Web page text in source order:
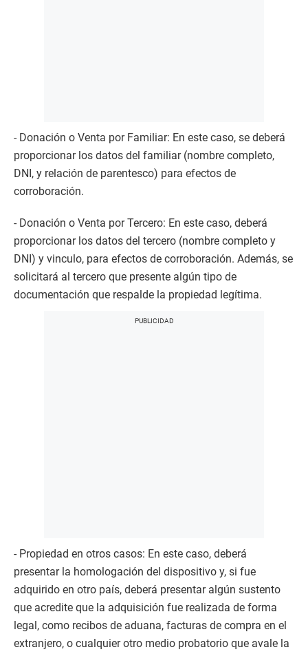
- Donación o Venta por Familiar: En este caso, se deberá
proporcionar los datos del familiar (nombre completo,
DNI, y relación de parentesco) para efectos de
corroboración.
- Donación o Venta por Tercero: En este caso, deberá
proporcionar los datos del tercero (nombre completo y
DNI) y vinculo, para efectos de corroboración. Además, se
solicitará al tercero que presente algún tipo de
documentación que respalde la propiedad legítima.
- Propiedad en otros casos: En este caso, deberá
presentar la homologación del dispositivo y, si fue
adquirido en otro país, deberá presentar algún sustento
que acredite que la adquisición fue realizada de forma
legal, como recibos de aduana, facturas de compra en el
extranjero, o cualquier otro medio probatorio que avale la